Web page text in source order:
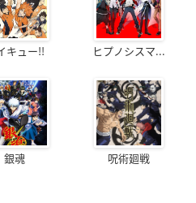
キュー!! ヒプノシスマ...
銀魂 呪術廻戦